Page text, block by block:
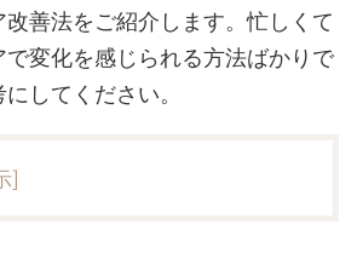
善法をご紹介します。忙しくて
で変化を感じられる方法ばかりで
してください。
]